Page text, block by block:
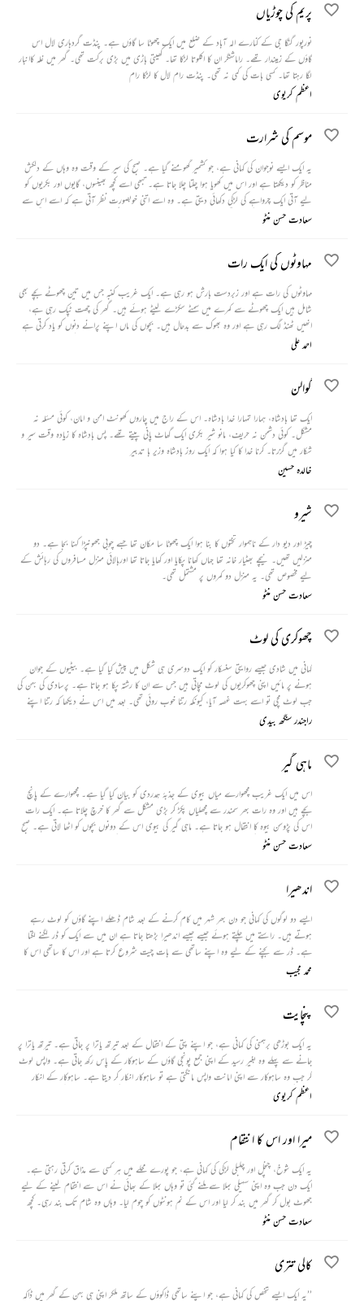
پریم کی چوڑیاں
نورپور گنگا جی کے کنارے الہ آباد کے ضلع میں ایک چھوٹا سا گاؤں ہے۔ پنڈت گردہاری لال اس
گاؤں کے زمیندار تھے۔ راماشنگر ان کا اکلوتا لڑکا تھا۔ کھیتی باڑی میں بڑی برکت تھی۔ گھر میں غلہ کاانبار
لگا رہتا تھا۔ کسی بات کی کمی نہ تھی۔ پنڈت رام لال کا لڑکا رام
اعظم کریوی
موسم کی شرارت
یہ ایک ایسے نوجوان کی کہانی ہے، جو کشمیر گھومنے گیا ہے۔ صبح کی سیر کے وقت وہ وہاں کے دلکش
مناظر کو دیکھتا ہے اور اس میں کھویا ہوا چلتا چلا جاتا ہے۔ تبھی اسے کچھ بھینسوں، گایوں اور بکریوں کو
لیے آتی ایک چرواہے کی لڑکی دکھائی دیتی ہے۔ وہ اسے اتنی خوبصورت نظر آتی ہے کہ اسے اس سے
محبت ہو جاتی ہے۔ لڑکی بھی گھر جاتے ہوئے تین بار اسے مڑ کر دیکھتی ہے۔ کچھ دیر اس کے گھر کے
سعادت حسن منٹو
مہاوٹوں کی ایک رات
مہاوٹوں کی رات ہے اور زبردست بارش ہو رہی ہے۔ ایک غریب کنبہ جس میں تین چھوٹے بچے بھی
شامل ہیں ایک چھوٹے سے کمرے میں سمٹے سکڑے لیٹے ہوئے ہیں۔ گھر کی چھت ٹپک رہی ہے،
انھیں ٹھنڈ لگ رہی ہے اور وہ بھوک سے بدحال ہیں۔ بچوں کی ماں اپنے پرانے دنوں کو یاد کرتی ہے
اور سوچتی ہے کہ شاید وہ جنت میں ہے۔ جب بچے باربار اس سے کھانے کے لیے کہتے ہیں تو وہ اس
احمد علی
گوالن
ایک تھا بادشاہ، ہمارا تمہارا خدا بادشاہ۔ اس کے راج میں چاروں کھونٹ امن و امان، کوئی مسئلہ نہ
مشکل۔ کوئی دشمن نہ حریف، مانو شیر بکری ایک گھاٹ پانی پیتے تھے۔ پس بادشاہ کا زیادہ وقت سیر و
شکار میں گزرتا۔ کرنا خدا کا کیا ہوا کہ ایک روز بادشاہ وزیر با تدبیر
خالدہ حسین
شیرو
چیڑ اور دیو دار کے ناہموار تختوں کا بنا ہوا ایک چھوٹا سا مکان تھا جسے چوبی جھونپڑا کہنا بجا ہے۔ دو
منزلیں تھیں۔ نیچے بھٹیار خانہ تھا جہاں کھانا پکایا اور کھایا جاتا تھا اوربالائی منزل مسافروں کی رہائش کے
لیے مخصوص تھی۔ یہ منزل دو کمروں پر مشتمل تھی۔
سعادت حسن منٹو
چھوکری کی لوٹ
کہانی میں شادی جیسے روایتی سنسکار کو ایک دوسری ہی شکل میں پیش کیا گیا ہے۔ بیٹیوں کے جوان
ہونے پر مائیں اپنی چھوکریوں کی لوٹ مچاتی ہیں جس سے ان کا رشتہ پکا ہو جاتا ہے۔ پرسادی کی بہن کی
جب لوٹ مچی تو اسے بہت غصہ آیا، کیونکہ رتنا خوب روئی تھی۔ بعد میں اس نے دیکھا کہ رتنا اپنے
کالے کلوٹے پتی ساتھ خوش ہے تو اسے احساس ہوتا ہے کہ رتنا کی شادی زبردستی کی شادی نہیں تھی
راجندر سنگھ بیدی
ماہی گیر
اس میں ایک غریب مچھوارے میاں بیوی کے جذبۂ ہمدردی کو بیان کیا گیا ہے۔ مچھوارے کے پانچ
بچے ہیں اور وہ رات بھر سمندر سے مچھلیاں پکڑ کر بڑی مشکل سے گھر کا خرچ چلاتا ہے۔ ایک رات
اس کی پڑوسن بیوہ کا انتقال ہو جاتا ہے۔ ماہی گیر کی بیوی اس کے دونوں بچوں کو اٹھا لاتی ہے۔ صبح
ماہی گیر کو اس حادثہ کی اطلاع دیتی ہے اور بتاتی ہے کہ دو بچے اس کی لاش کے برابر لیٹے ہوئے ہیں
سعادت حسن منٹو
اندھیرا
ایسے دو لوگوں کی کہانی جو دن بھر شہر میں کام کرنے کے بعد شام ڈھلے اپنے گاؤں کو لوٹ رہے
ہوتے ہیں۔ راستے میں چلتے ہوئے جیسے جیسے اندھیرا بڑھتا جاتا ہے ان میں سے ایک کو ڈر لگنے لگتا
ہے۔ ڈر سے بچنے کے لیے وہ اپنے ساتھی سے بات چیت شروع کرتا ہے اور اس کا ساتھی اس کا
حوصلہ بڑھانے کے لیے ایک ایسی کہانی سناتا ہے جو ڈر سے جڑی ہوتی ہے۔
محمد مجیب
پنچایت
یہ ایک بوڑھی برہمنی کی کہانی ہے، جو اپنے پتی کے انتقال کے بعد تیرتھ یاترا پر جاتی ہے۔ تیرتھ یاترا پر
جانے سے پہلے وہ بغیر رسید کے اپنی جمع پونجی گاؤں کے ساہوکار کے پاس رکھ جاتی ہے۔ واپس لوٹ
کر جب وہ ساہوکار سے اپنی امانت واپس مانگتی ہے تو ساہوکار انکار کر دیتا ہے۔ ساہوکار کے انکار
پرگاؤں کی پنچائت بلائی جاتی ہے۔ پنچایت میں بوڑھی برہمنی ساہوکار کی بیوی کو ہی اپنا گواہ بنا لیتی
ہے۔
اعظم کریوی
میرا اور اس کا انتقام
یہ ایک شوخ، چنچل اور چلبلی لڑکی کی کہانی ہے، جو پورے محلے میں ہر کسی سے مذاق کرتی رہتی ہے۔
ایک دن جب وہ اپنی سہیلی بملا سے ملنے گئی تو وہاں بملا کے بھائی نے اس سے انتقام لینے کے لیے
جھوٹ بول کر گھر میں بند کر لیا اور اس کے نم ہونٹوں کو چوم لیا۔ وہاں وہ شام تک بند رہی۔ کچھ
دنوں بعد جب بملا کو موقع ملا تو وہ بھی اپنا انتقام لینے سے پیچھے نہیں رہی۔
سعادت حسن منٹو
کالی تتری
’’یہ ایک ایسے شخص کی کہانی ہے، جو اپنے ساتھی ڈاکوؤں کے ساتھ ملکر اپنی ہی بہن کے گھر میں ڈاکہ